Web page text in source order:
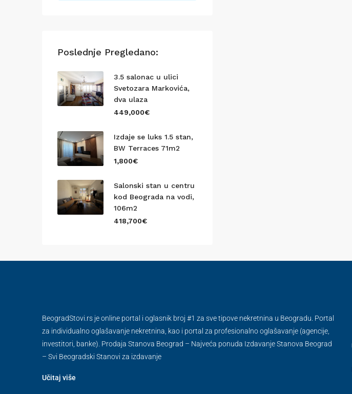
Poslednje Pregledano:
3.5 salonac u ulici
Svetozara Markovića,
dva ulaza
449,000€
Izdaje se luks 1.5 stan,
BW Terraces 71m2
1,800€
Salonski stan u centru
kod Beograda na vodi,
106m2
418,700€
BeogradStovi.rs je online portal i oglasnik broj #1 za sve tipove nekretnina u Beogradu. Portal
za individualno oglašavanje nekretnina, kao i portal za profesionalno oglašavanje (agencije,
investitori, banke). Prodaja Stanova Beograd – Najveća ponuda Izdavanje Stanova Beograd
– Svi Beogradski Stanovi za izdavanje
Učitaj više